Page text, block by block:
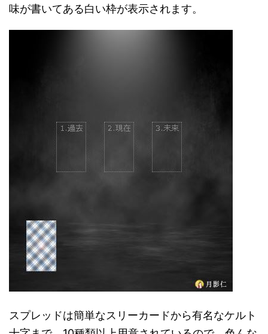
味が書いてある白い枠が表示されます。
スプレッドは簡単なスリーカードから有名なケルト